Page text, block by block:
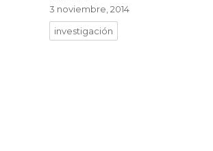
el
3 noviembre, 2014
Etiquetas
investigación